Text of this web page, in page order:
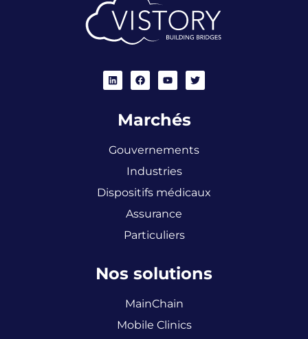
Marchés
Gouvernements
Industries
Dispositifs médicaux
Assurance
Particuliers
Nos solutions
MainChain
Mobile Clinics